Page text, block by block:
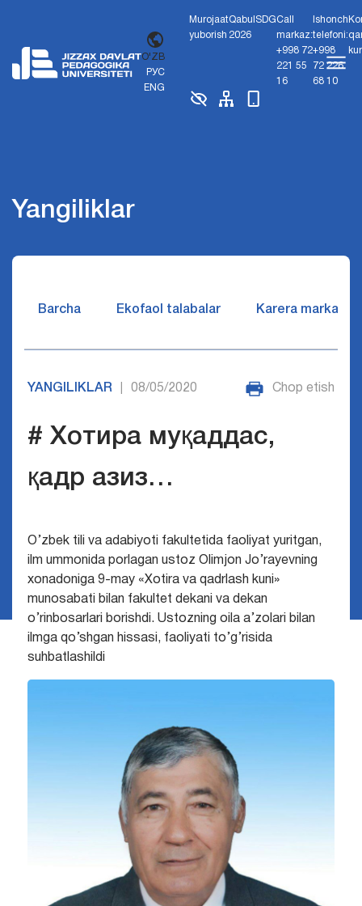
O'ZB
РУС
ENG
Murojaat
yuborish
Qabul
2026
SDGCall
markaz:
+998 72
221 55
16
Ishonch
telefoni:
+998
72 226
68 10
Yangiliklar
Barcha Ekofaol talabalar Karera markazi
YANGILIKLAR 08/05/2020 Chop etish
# Хотира муқаддас,
қадр азиз…
O’zbek tili va adabiyoti fakultetida faoliyat yuritgan,
ilm ummonida porlagan ustoz Olimjon Jo’rayevning
xonadoniga9-may «Xotira va qadrlash kuni»
munosabati bilan fakultet dekani va dekan
o’rinbosarlari borishdi. Ustozning oila a’zolari bilan
ilmga qo’shgan hissasi, faoliyati to’g’risida
suhbatlashildi